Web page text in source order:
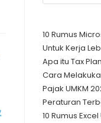
10 Rumus
Untuk Kerja
Apa itu Tax
Cara
Pajak UMKM
Peraturan
10 Rumus